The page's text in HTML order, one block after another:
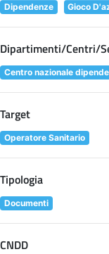
Dipendenze Gioco
Dipartimenti/Centri/
Centro nazionale
Target
Operatore Sanitario
Tipologia
Documenti
CNDD